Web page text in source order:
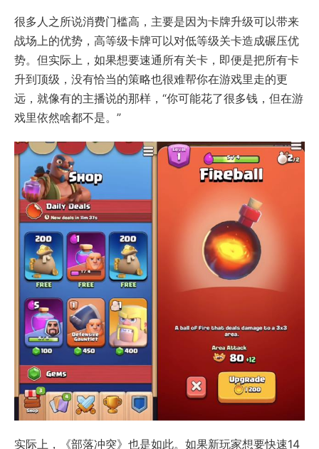
很多人之所说消费门槛高，主要是因为卡牌升级可以带来
战场上的优势，高等级卡牌可以对低等级关卡造成碾压优
势。但实际上，如果想要速通所有关卡，即便是把所有卡
升到顶级，没有恰当的策略也很难帮你在游戏里走的更
远，就像有的主播说的那样，“你可能花了很多钱，但在游
戏里依然啥都不是。”
实际上，《部落冲突》也是如此。如果新玩家想要快速14